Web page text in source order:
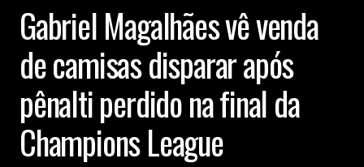
Gabriel Magalhães vê venda
de camisas disparar após
pênalti perdido na final da
Champions League